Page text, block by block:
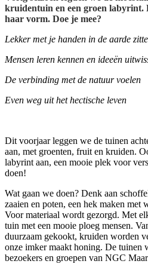
kruidentuin en een groen
haar vorm. Doe je mee?
Lekker met je handen in de aarde
Mensen leren kennen en ideeën
De verbinding met de natuur voelen
Even weg uit het hectische leven
Dit voorjaar leggen we de tuinen
aan, met groenten, fruit en kruiden.
labyrint aan, een mooie plek voor
doen!
Wat gaan we doen? Denk aan
zaaien en poten, een hek maken
Voor materiaal wordt gezorgd. Met
tuin met een mooie ploeg mensen.
duurzaam gekookt, kruiden worden
onze imker maakt honing. De tuinen
bezoekers en groepen van NGC